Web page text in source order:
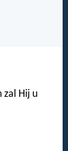
zal Hij u